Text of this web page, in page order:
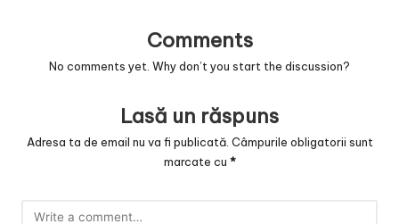
Comments
No comments yet. Why don’t you start the discussion?
Lasă un răspuns
Adresa ta de email nu va fi publicată. Câmpurile obligatorii sunt
marcate cu *